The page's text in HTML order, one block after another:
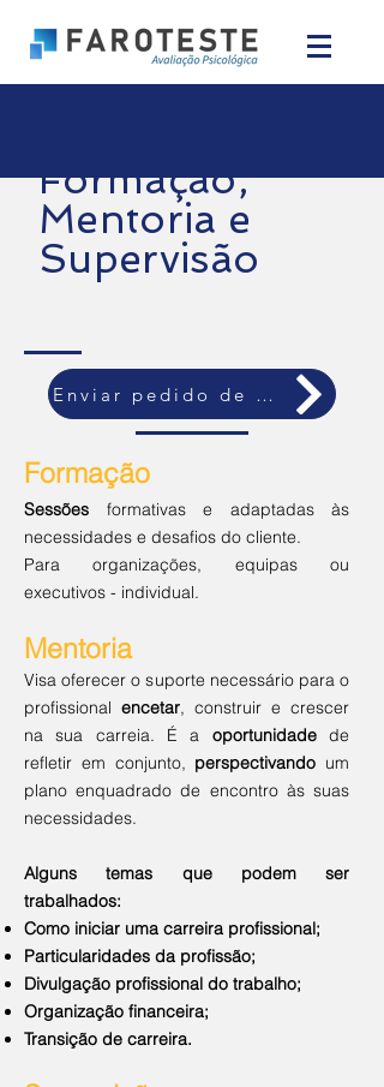
Formação,
Mentoria e
Supervisão
Enviar pedido de contato
Formação
Sessões formativas e adaptadas às
necessidades e desafios do cliente.
Para organizações, equipas ou
executivos - individual.
Mentoria
Visa oferecer o suporte necessário para o
profissional encetar, construir e crescer
na sua carreia. É a oportunidadede
refletir em conjunto, perspectivando um
plano enquadrado de encontro às suas
necessidades.
Alguns temas que podem ser
trabalhados:
Como iniciar uma carreira profissional;
Particularidades da profissão;
Divulgação profissional do trabalho;
Organização financeira;
Transição de carreira.